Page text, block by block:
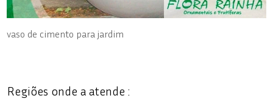
vaso de cimento para jardim
Regiões onde a atende :